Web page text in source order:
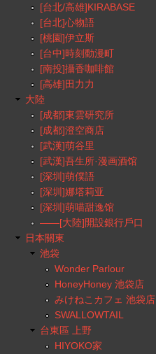
[台北/高雄]KIRABASE
[台北]心物語
[桃園]伊立斯
[台中]時刻動漫町
[南投]攝香咖啡館
[高雄]田力力
大陸
[成都]東雲研究所
[成都]澄空商店
[武漢]萌谷里
[武漢]吾生所·漫画酒馆
[深圳]萌僕語
[深圳]娜塔莉亚
[深圳]萌喵甜逸馆
——[大陸]開設銀行戶口
日本關東
池袋
Wonder Parlour
HoneyHoney 池袋店
みけねこカフェ 池袋店
SWALLOWTAIL
台東區 上野
HIYOKO家